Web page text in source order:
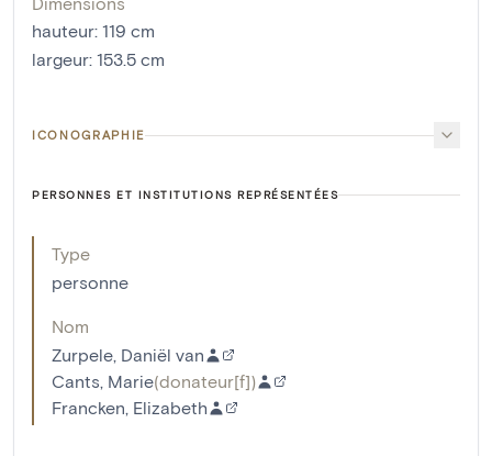
hauteur: 119 cm
largeur: 153.5 cm
ICONOGRAPHIE
PERSONNES ET INSTITUTIONS REPRÉSENTÉES
Type
personne
Nom
Zurpele, Daniël van
Cants, Marie(donateur[f])
Francken, Elizabeth